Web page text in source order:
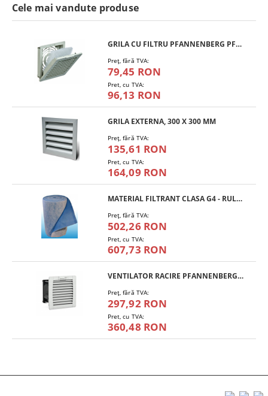
Cele mai vandute produse
GRILA CU FILTRU PFANNENBERG PFA 10.000
Preţ, fără TVA:
79,45 RON
Pret, cu TVA:
96,13 RON
GRILA EXTERNA, 300 X 300 MM
Preţ, fără TVA:
135,61 RON
Pret, cu TVA:
164,09 RON
MATERIAL FILTRANT CLASA G4 - RULOU
Preţ, fără TVA:
502,26 RON
Pret, cu TVA:
607,73 RON
VENTILATOR RACIRE PFANNENBERG PF 11.000
Preţ, fără TVA:
297,92 RON
Pret, cu TVA:
360,48 RON